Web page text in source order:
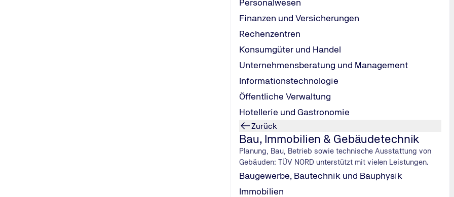
Personalwesen
Finanzen und Versicherungen
Rechenzentren
Konsumgüter und Handel
Unternehmensberatung und Management
Informationstechnologie
Öffentliche Verwaltung
Hotellerie und Gastronomie
Zurück
Bau, Immobilien & Gebäudetechnik
Planung, Bau, Betrieb sowie technische Ausstattung von
Gebäuden: TÜV NORD unterstützt mit vielen Leistungen.
Baugewerbe, Bautechnik und Bauphysik
Immobilien
Für diese Tätigkeiten bietet die TÜV NORD Diagnostics ärztliche und psychologische Eignungsuntersuchungen an, um